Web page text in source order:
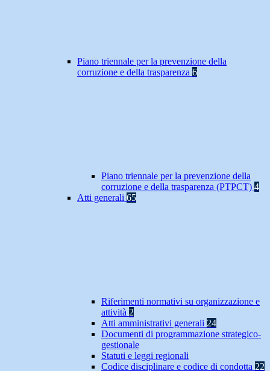
Piano triennale per la prevenzione della
corruzione e della trasparenza 6
Piano triennale per la prevenzione della
corruzione e della trasparenza (PTPCT) 4
Atti generali 65
Riferimenti normativi su organizzazione e
attività 2
Atti amministrativi generali 24
Documenti di programmazione strategico-
gestionale
Statuti e leggi regionali
Codice disciplinare e codice di condotta 22